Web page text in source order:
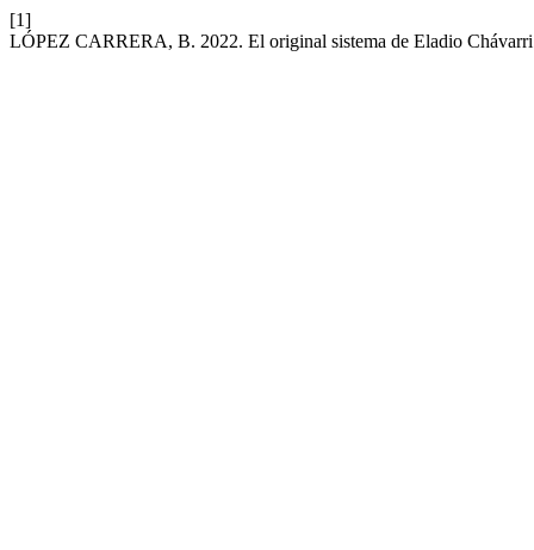
[1]
LÓPEZ CARRERA, B. 2022. El original sistema de Eladio